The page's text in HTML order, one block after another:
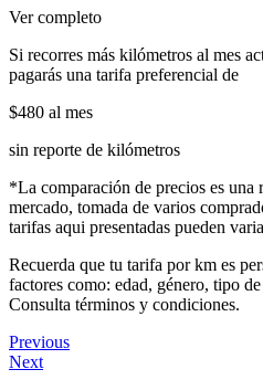
Ver completo
Si recorres más kilómetros al mes
pagarás una tarifa preferencial de
$480 al mes
sin reporte de kilómetros
*La comparación de precios es una
mercado, tomada de varios
tarifas aqui presentadas pueden
Recuerda que tu tarifa por km es
factores como: edad, género, tipo
Consulta términos y condiciones.
Previous
Next